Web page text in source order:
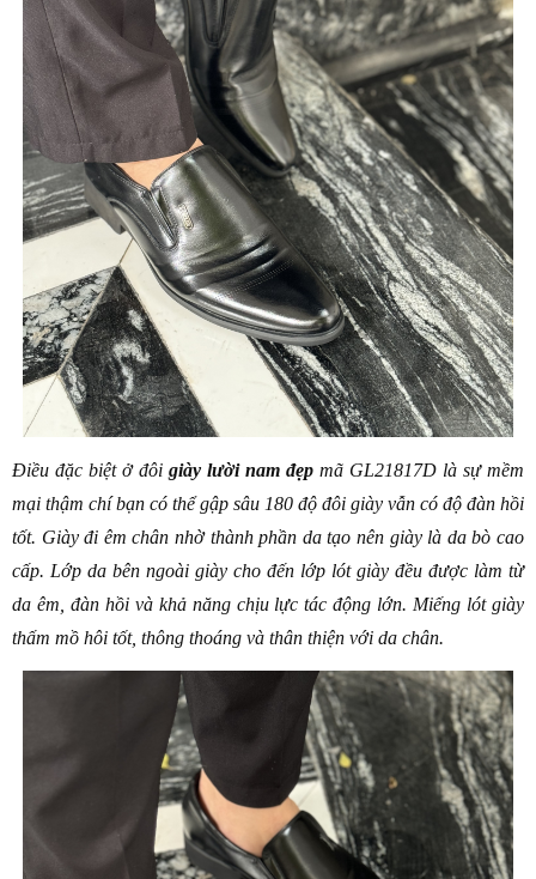
Điều đặc biệt ở đôi giày lười nam đẹp mã GL21817D là sự mềm
mại thậm chí bạn có thể gập sâu 180 độ đôi giày vẫn có độ đàn hồi
tốt. Giày đi êm chân nhờ thành phần da tạo nên giày là da bò cao
cấp. Lớp da bên ngoài giày cho đến lớp lót giày đều được làm từ
da êm, đàn hồi và khả năng chịu lực tác động lớn. Miếng lót giày
thấm mồ hôi tốt, thông thoáng và thân thiện với da chân.